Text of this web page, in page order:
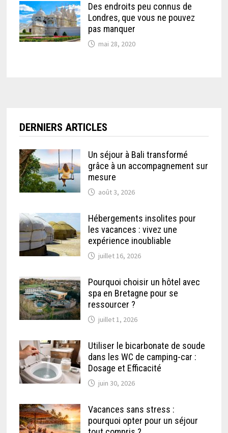
Des endroits peu connus de
Londres, que vous ne pouvez
pas manquer
mai 28, 2020
DERNIERS ARTICLES
Un séjour à Bali transformé
grâce à un accompagnement sur
mesure
août 3, 2026
Hébergements insolites pour
les vacances : vivez une
expérience inoubliable
juillet 16, 2026
Pourquoi choisir un hôtel avec
spa en Bretagne pour se
ressourcer ?
juillet 1, 2026
Utiliser le bicarbonate de soude
dans les WC de camping-car :
Dosage et Efficacité
juin 30, 2026
Vacances sans stress :
pourquoi opter pour un séjour